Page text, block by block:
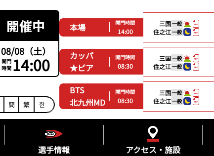
本場 開門時間
14:00
三国一般
住之江一般
カッパ
★ピア
開門時間
08:30
三国一般
住之江一般
BTS
北九州MD
開門時間
08:30
三国一般
住之江一般
08/08（土）
開門
時間 14:00
簡 繁 한
選手情報 アクセス・施設